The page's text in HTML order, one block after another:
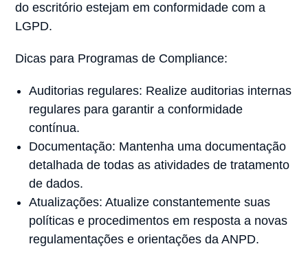
do escritório estejam em conformidade com a
LGPD.
Dicas para Programas de Compliance:
Auditorias regulares: Realize auditorias internas
regulares para garantir a conformidade
contínua.
Documentação: Mantenha uma documentação
detalhada de todas as atividades de tratamento
de dados.
Atualizações: Atualize constantemente suas
políticas e procedimentos em resposta a novas
regulamentações e orientações da ANPD.